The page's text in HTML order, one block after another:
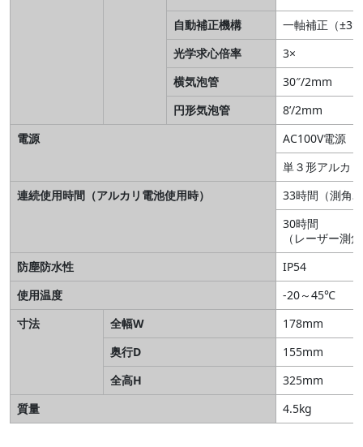
自動補正機構
一軸補正（±3′
光学求心倍率
3×
横気泡管
30″/2mm
円形気泡管
8’/2mm
電源
AC100V電源
単３形アルカ
連続使用時間（アルカリ電池使用時）
33時間（測角
30時間
（レーザー測
防塵防水性
IP54
使用温度
-20～45℃
寸法
全幅W
178mm
奥行D
155mm
全高H
325mm
質量
4.5kg